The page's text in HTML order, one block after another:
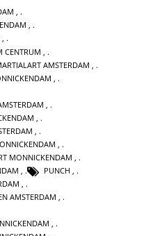
,
,
,
CENTRUM
AMSTERDAM
MONNICKENDAM ,
, PUNCH ,
,
AMSTERDAM ,
,